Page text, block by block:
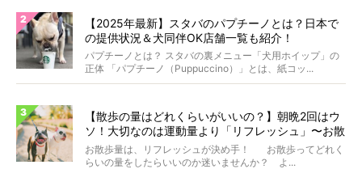
【2025年最新】スタバのパプチーノとは？日本で
の提供状況＆犬同伴OK店舗一覧も紹介！
パプチーノとは？ スタバの裏メニュー「犬用ホイップ」の
正体 「パプチーノ（Puppuccino）」とは、紙コッ...
【散歩の量はどれくらいがいいの？】朝晩2回はウ
ソ！大切なのは運動量より「リフレッシュ」〜お散
歩にまつわる疑問FAQつき〜
お散歩量は、リフレッシュが決め手！ お散歩ってどれく
らいの量をしたらいいのか迷いませんか？ よ...